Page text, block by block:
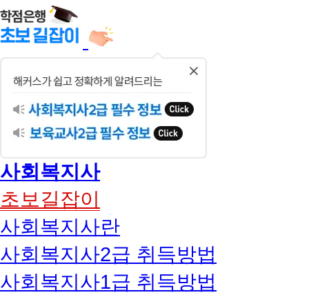
사회복지사
초보길잡이
사회복지사란
사회복지사2급 취득방법
사회복지사1급 취득방법